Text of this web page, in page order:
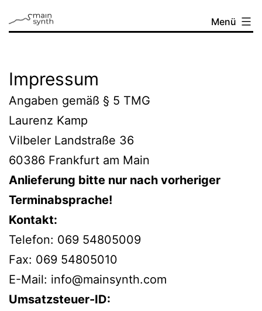
Inhalt
mainsynth Menü
Impressum
Angaben gemäß § 5 TMG
Laurenz Kamp
Vilbeler Landstraße 36
60386 Frankfurt am Main
Anlieferung bitte nur nach vorheriger
Terminabsprache!
Kontakt:
Telefon: 069 54805009
Fax: 069 54805010
E-Mail: info@mainsynth.com
Umsatzsteuer-ID: